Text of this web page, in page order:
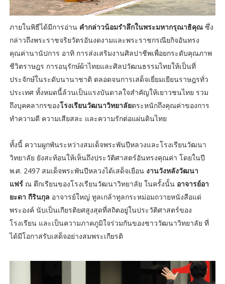
ภายในพิธีได้มีการอ่าน คำกล่าวน้อมรำลึกในพระมหากรุณาธิคุณซึ่ง
กล่าวถึงพระราชจริยวัตรอันงดงามและพระราชกรณียกิจอันทรง
คุณค่านานัปการ อาทิ การส่งเสริมงานศิลปาชีพเพื่อยกระดับคุณภาพ
ชีวิตราษฎร การอนุรักษ์ผ้าไทยและศิลปวัฒนธรรมไทยให้เป็นที่
ประจักษ์ในระดับนานาชาติ ตลอดจนการเสด็จเยี่ยมเยียนราษฎรทั่ว
ประเทศ ทั้งหมดนี้ล้วนเป็นแรงบันดาลใจสำคัญให้เยาวชนไทย รวม
ถึงบุคคลากรของโรงเรียนวัฒนาวิทยาลัยตระหนักถึงคุณค่าของการ
ทำความดี ความเสียสละ และความรักต่อแผ่นดินไทย
ทั้งนี้ ความผูกพันระหว่างสมเด็จพระพันปีหลวงและโรงเรียนวัฒนา
วิทยาลัย ยังสะท้อนให้เห็นถึงประวัติศาสตร์อันทรงคุณค่า โดยในปี
พ.ศ. 2497 สมเด็จพระพันปีหลวงได้เสด็จเยือน งานวังหลังวัฒนา
แฟร์ณ ตึกเรียนของโรงเรียนวัฒนาวิทยาลัย ในครั้งนั้น อาจารย์อา
ยะดา กีรินกุล อาจารย์ใหญ่ ทูลเกล้าทูลกระหม่อมถวายหนังสือแด่
พระองค์ นับเป็นเกียรติยศสูงสุดที่สถิตอยู่ในประวัติศาสตร์ของ
โรงเรียน และเป็นความภาคภูมิใจร่วมกันของชาววัฒนาวิทยาลัย ที่
ได้มีโอกาสรับเสด็จอย่างสมพระเกียรติ